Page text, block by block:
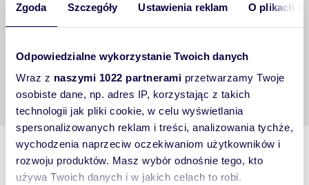
Zgoda Szczegóły Ustawienia reklam O plikach
Odpowiedzialne wykorzystanie Twoich danych
Wraz z naszymi 1022 partnerami przetwarzamy Twoje
osobiste dane, np. adres IP, korzystając z takich
technologii jak pliki cookie, w celu wyświetlania
spersonalizowanych reklam i treści, analizowania tychże,
wychodzenia naprzeciw oczekiwaniom użytkowników i
rozwoju produktów. Masz wybór odnośnie tego, kto
używa Twoich danych i w jakich celach to robi.
Gwarantujemy stabilne warunki zatrudnienia.
Doceniamy i nagradzamy zaangażowanie naszych
ramach programów socjalnych.
Praca w Domiporta.pl sp. zo.o. gwarantuje rozwój
kompetencji jaki i udział w innowacjach.
Kogo obecnie poszukujemy?